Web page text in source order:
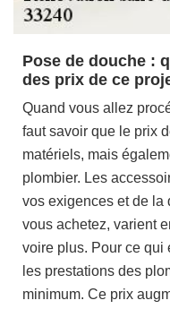
Pose de douche :
des prix de ce
Quand vous allez
faut savoir que le prix
matériels, mais
plombier. Les
vos exigences et de la
vous achetez, varient
voire plus. Pour ce qui
les prestations des
minimum. Ce prix